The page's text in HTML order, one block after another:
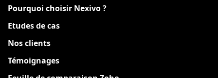
Pourquoi choisir Nexivo ?
Etudes de cas
Nos clients
Témoignages